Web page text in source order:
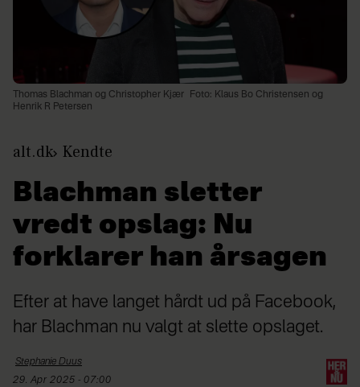
Thomas Blachman og Christopher Kjær
Foto: Klaus Bo Christensen og
Henrik R Petersen
alt.dk Kendte
Blachman sletter
vredt opslag: Nu
forklarer han årsagen
Efter at have langet hårdt ud på Facebook,
har Blachman nu valgt at slette opslaget.
Stephanie Duus
29. Apr 2025 - 07:00